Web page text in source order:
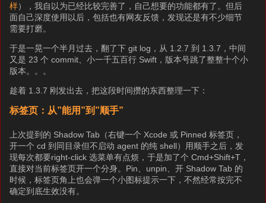
样），我自以为已经比较完善了，自己想要的功能都有了。但后
面自己深度使用以后，包括也有网友反馈，发现还是有不少细节
需要打磨。
于是一晃一个半月过去，翻了下 git log，从 1.2.7 到 1.3.7，中间
又是 23 个 commit、小一千五百行 Swift，版本号跳了整整十个小
版本。。。
趁着 1.3.7 刚发出去，把这段时间攒的东西整理一下：
标签页：从”能用”到”顺手”
上次提到的 Shadow Tab（右键一个 Xcode 或 Pinned 标签页，
开一个 cd 到同目录但不启动 agent 的纯 shell）用顺手之后，发
现每次都要right-click 选菜单有点烦，于是加了个 Cmd+Shift+T，
直接对当前标签页开一个分身。Pin、unpin、开 Shadow Tab 的
时候，标签页角上也会弹一个小图标提示一下，不然经常按完不
确定到底生效没有。